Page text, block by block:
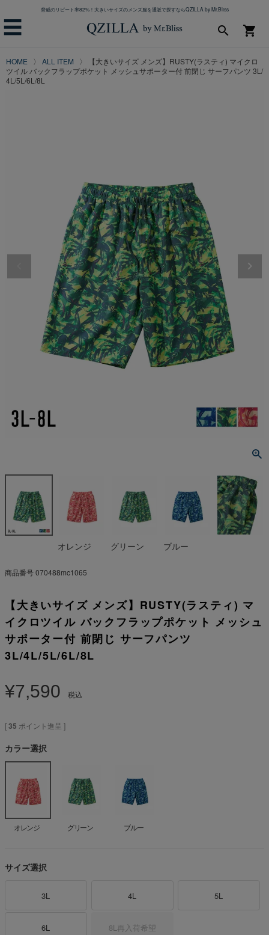
脅威のリピート率82%！大きいサイズのメンズ服を通販で探すならQZILLA by Mr.Bliss
☰ shopping_cart
search
HOME ALL ITEM
【大きいサイズ メンズ】RUSTY(ラスティ) マイクロ
ツイル バックフラップポケット メッシュサポーター付 前閉じ サーフパンツ 3L/
4L/5L/6L/8L
オレンジ グリーン ブルー
商品番号070488mc1065
【大きいサイズ メンズ】RUSTY(ラスティ) マ
イクロツイル バックフラップポケット メッシュ
サポーター付 前閉じ サーフパンツ
3L/4L/5L/6L/8L
¥7,590 税込
[35 ポイント進呈 ]
カラー選択
オレンジ グリーン ブルー
サイズ選択
3L 4L 5L
6L 8L再入荷希望